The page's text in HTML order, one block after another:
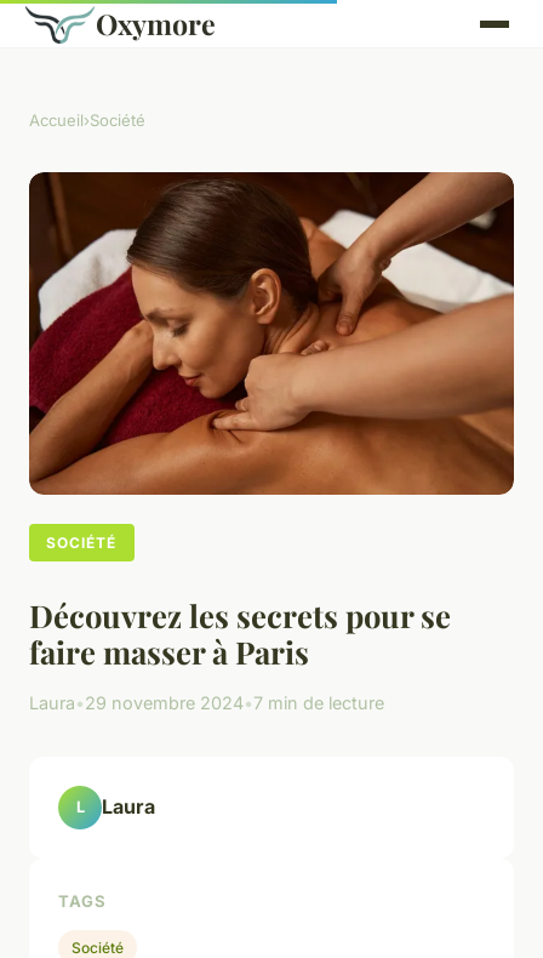
Oxymore
Accueil›Société
SOCIÉTÉ
Découvrez les secrets pour se
faire masser à Paris
Laura•29 novembre 2024•7 min de lecture
L Laura
TAGS
Société